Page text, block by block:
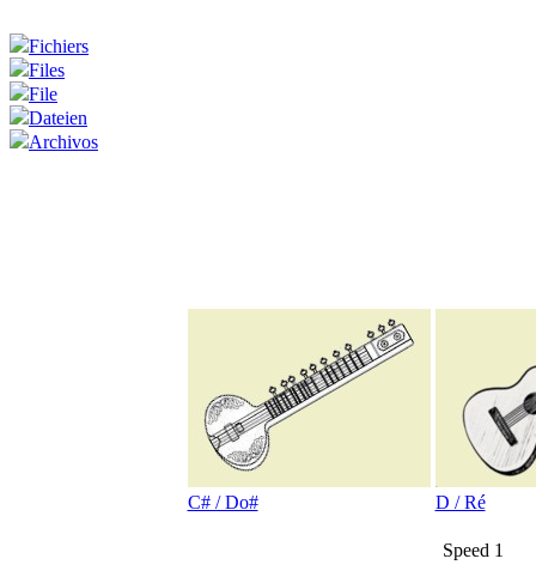
Fichiers
Files
File
Dateien
Archivos
C# / Do# D / Ré
Speed 1